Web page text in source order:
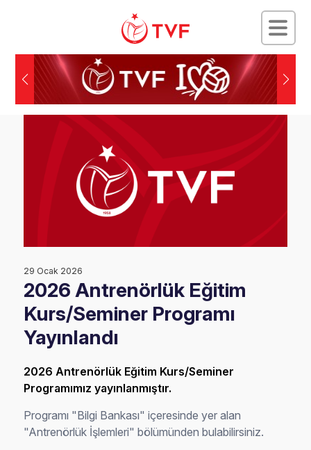
29 Ocak 2026
2026 Antrenörlük Eğitim
Kurs/Seminer Programı
Yayınlandı
2026 Antrenörlük Eğitim Kurs/Seminer
Programımız yayınlanmıştır.
Programı "Bilgi Bankası" içeresinde yer alan
"Antrenörlük İşlemleri" bölümünden bulabilirsiniz.